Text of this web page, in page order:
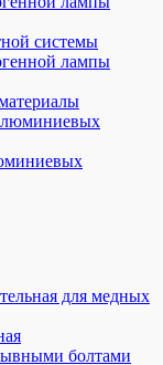
системы
лампы
для медных
0